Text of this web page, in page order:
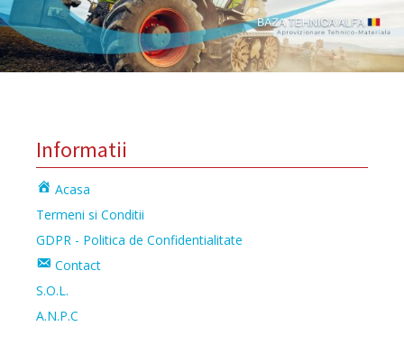
Informatii
Acasa
Termeni si Conditii
GDPR - Politica de Confidentialitate
Contact
S.O.L.
A.N.P.C